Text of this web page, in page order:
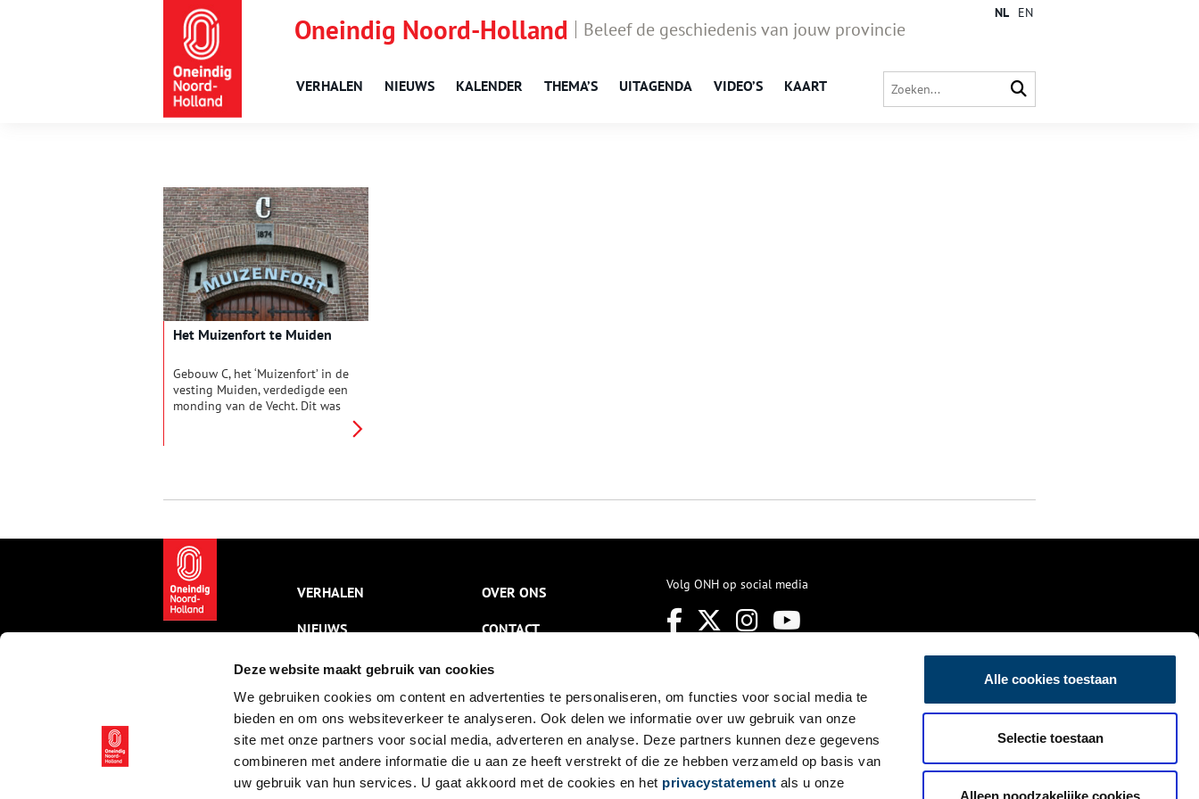
Deze website maakt gebruik van cookies
We gebruiken cookies om content en advertenties te personaliseren, om functies voor social media te
bieden en om ons websiteverkeer te analyseren. Ook delen we informatie over uw gebruik van onze
site met onze partners voor social media, adverteren en analyse. Deze partners kunnen deze gegevens
combineren met andere informatie die u aan ze heeft verstrekt of die ze hebben verzameld op basis van
uw gebruik van hun services. U gaat akkoord met de cookies en het privacystatement als u onze
Alle cookies toestaan
Selectie toestaan
Alleen noodzakelijke cookies
Oneindig Noord-Holland Beleef de geschiedenis van jouw provincie
VERHALEN NIEUWS KALENDER THEMA’S UITAGENDA VIDEO’S KAART
NL EN
Het Muizenfort te Muiden
Gebouw C, het ‘Muizenfort’ in de
vesting Muiden, verdedigde een
monding van de Vecht. Dit was
Hollandse Waterlinie als de
het fort gasten uit binnen- en
buitenland.
VERHALEN
NIEUWS
KALENDER
THEMA’S
ACTIVITEITEN
VIDEO’S
OVER ONS
CONTACT
NIEUWSBRIEF
DISCLAIMER
PRIVACY
TOEGANKELIJKHEID
Volg ONH op social media